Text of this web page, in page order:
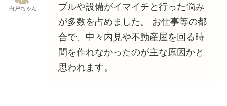
白戸ちゃん
ブルや設備がイマイチと行った悩み
が多数を占めました。 お仕事等の都
合で、中々内見や不動産屋を回る時
間を作れなかったのが主な原因かと
思われます。